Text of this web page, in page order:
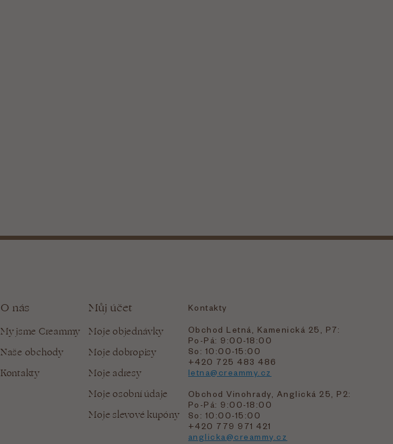
O nás
My jsme Creammy
Naše obchody
Kontakty
Můj účet
Moje objednávky
Moje dobropisy
Moje adresy
Moje osobní údaje
Moje slevové kupóny
Kontakty
Obchod Letná, Kamenická 25, P7:
Po-Pá: 9:00-18:00
So: 10:00-15:00
+420 725 483 486
letna@creammy.cz
Obchod Vinohrady, Anglická 25, P2:
Po-Pá: 9:00-18:00
So: 10:00-15:00
+420 779 971 421
anglicka@creammy.cz